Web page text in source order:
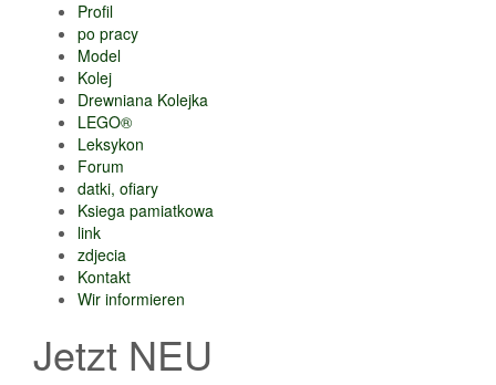
Profil
po pracy
Model
Kolej
Drewniana Kolejka
LEGO®
Leksykon
Forum
datki, ofiary
Ksiega pamiatkowa
link
zdjecia
Kontakt
Wir informieren
Jetzt NEU